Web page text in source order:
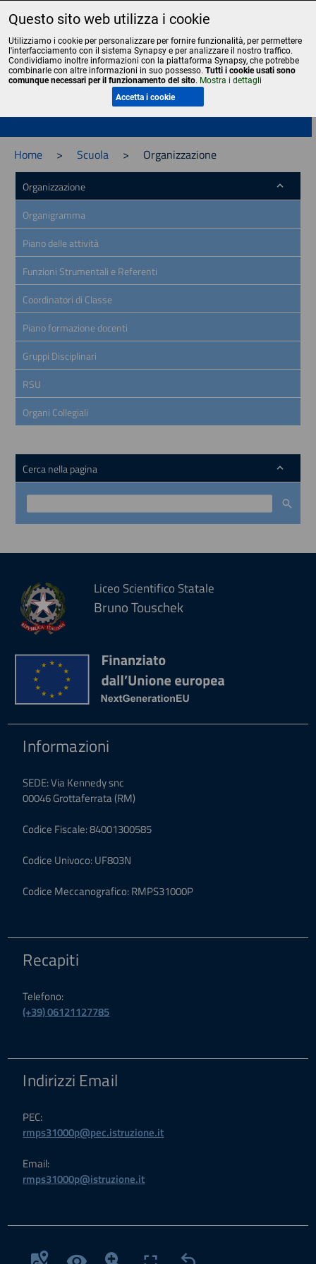
Liceo Scientifico Statale Bruno Touschek - Grottaferrata - Roma
Home > Scuola > Organizzazione
Organizzazione
Organigramma
Piano delle attività
Funzioni Strumentali e Referenti
Coordinatori di Classe
Piano formazione docenti
Gruppi Disciplinari
RSU
Organi Collegiali
Cerca nella pagina
Liceo Scientifico Statale
Bruno Touschek
Informazioni
SEDE: Via Kennedy snc
00046 Grottaferrata (RM)
Codice Fiscale: 84001300585
Codice Univoco: UF803N
Codice Meccanografico: RMPS31000P
Recapiti
Telefono:
(+39) 06121127785
Indirizzi Email
PEC:
rmps31000p@pec.istruzione.it
Email:
rmps31000p@istruzione.it
Questo sito web utilizza i cookie
Utilizziamo i cookie per personalizzare per fornire funzionalità, per permettere
l'interfacciamento con il sistema Synapsy e per analizzare il nostro traffico.
Condividiamo inoltre informazioni con la piattaforma Synapsy, che potrebbe
combinarle con altre informazioni in suo possesso. Tutti i cookie usati sono
comunque necessari per il funzionamento del sito. Mostra i dettagli
Accetta i cookie